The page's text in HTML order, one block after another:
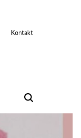
Kontakt